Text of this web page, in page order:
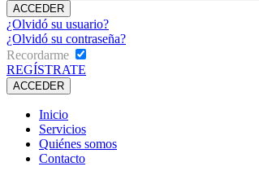
¿Olvidó su usuario?
¿Olvidó su contraseña?
Recordarme
REGÍSTRATE
Inicio
Servicios
Quiénes somos
Contacto